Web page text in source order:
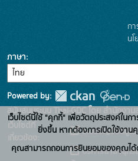
ก
น
ภาษา
Powered by:
สนับสนุนระบบ Thai-GDC โดย สำนักงา
เว็บไซต์ที่
เกี่ยวข้อง:
ระบบบัญชีข้อมูล
บริการนามานุก
เว็บไซต์นี้ใช้ "คุกกี้" เพื่อวัตถุประสงค์ใน
ยิ่งขึ้น หากต้องการเปิดใช้งา
คุณสามารถถอนการยินยอมของคุณได้